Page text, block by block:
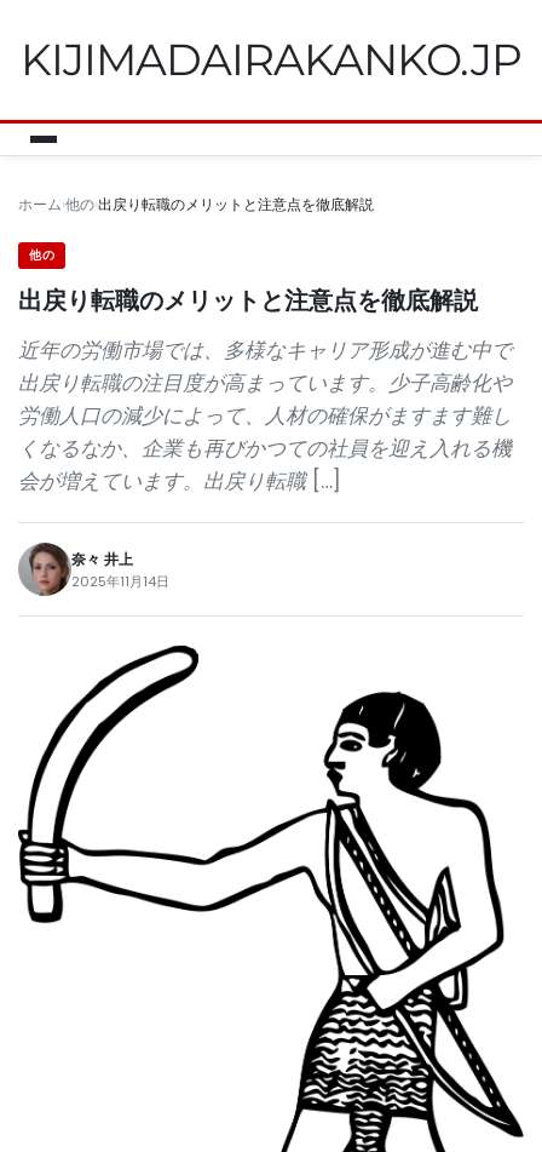
KIJIMADAIRAKANKO.JP
ホーム 他の 出戻り転職のメリットと注意点を徹底解説
他の
出戻り転職のメリットと注意点を徹底解説
近年の労働市場では、多様なキャリア形成が進む中で
出戻り転職の注目度が高まっています。少子高齢化や
労働人口の減少によって、人材の確保がますます難し
くなるなか、企業も再びかつての社員を迎え入れる機
会が増えています。出戻り転職 […]
奈々 井上
2025年11月14日